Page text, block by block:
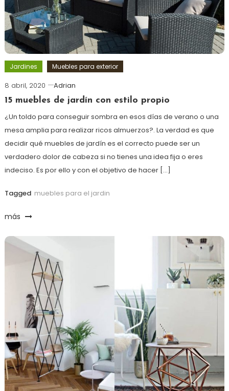
Jardines Muebles para exterior
8 abril, 2020
Adrian
15 muebles de jardín con estilo propio
¿Un toldo para conseguir sombra en esos días de verano o una
mesa amplia para realizar ricos almuerzos?. La verdad es que
decidir qué muebles de jardín es el correcto puede ser un
verdadero dolor de cabeza si no tienes una idea fija o eres
indeciso. Es por ello y con el objetivo de hacer […]
Tagged muebles para el jardin
más